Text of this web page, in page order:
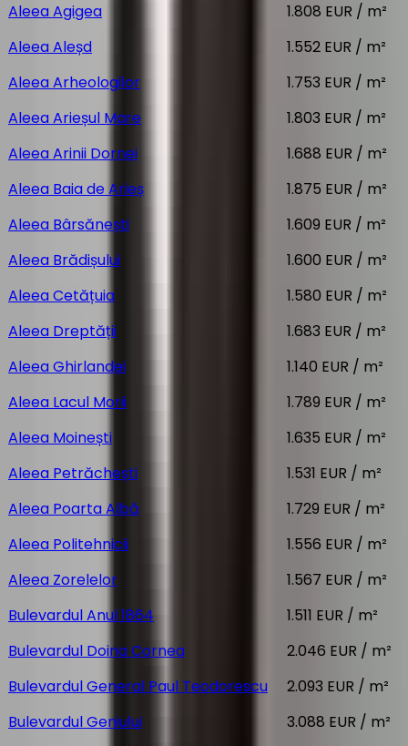
Aleea Agigea
1.808 EUR / m²
Aleea Aleșd
1.552 EUR / m²
Aleea Arheologilor
1.753 EUR / m²
Aleea Arieșul Mare
1.803 EUR / m²
Aleea Arinii Dornei
1.688 EUR / m²
Aleea Baia de Arieș
1.875 EUR / m²
Aleea Bârsănești
1.609 EUR / m²
Aleea Brădișului
1.600 EUR / m²
Aleea Cetățuia
1.580 EUR / m²
Aleea Dreptății
1.683 EUR / m²
Aleea Ghirlandei
1.140 EUR / m²
Aleea Lacul Morii
1.789 EUR / m²
Aleea Moinești
1.635 EUR / m²
Aleea Petrăchești
1.531 EUR / m²
Aleea Poarta Albă
1.729 EUR / m²
Aleea Politehnicii
1.556 EUR / m²
Aleea Zorelelor
1.567 EUR / m²
Bulevardul Anul 1864
1.511 EUR / m²
Bulevardul Doina Cornea
2.046 EUR / m²
Bulevardul General Paul Teodorescu
2.093 EUR / m²
Bulevardul Geniului
3.088 EUR / m²